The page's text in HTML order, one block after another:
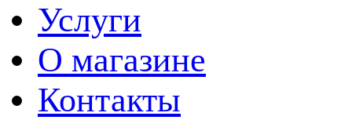
Услуги
О магазине
Контакты